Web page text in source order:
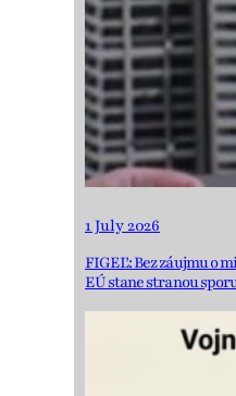
1 July 2026
FIGEĽ: Bez záujmu o
EÚ stane stranou